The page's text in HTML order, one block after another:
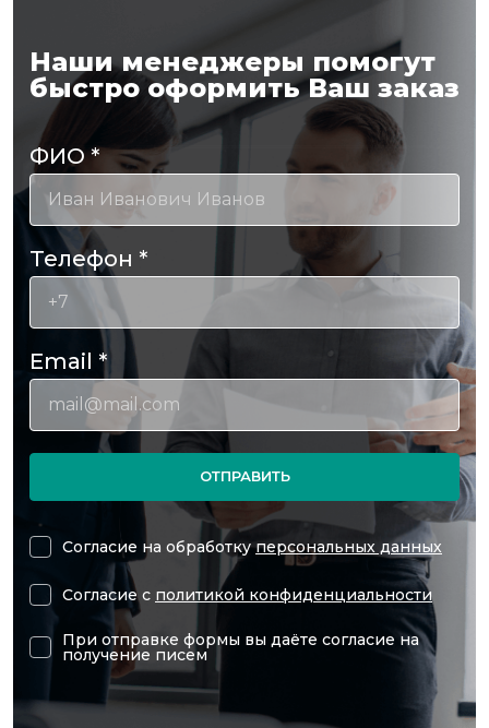
Наши менеджеры помогут
быстро оформить Ваш заказ
ФИО*
Телефон *
Email *
ОТПРАВИТЬ
Согласие на обработкуперсональных данных
Согласие с политикой конфиденциальности
При отправке формы вы даёте согласие на
получение писем